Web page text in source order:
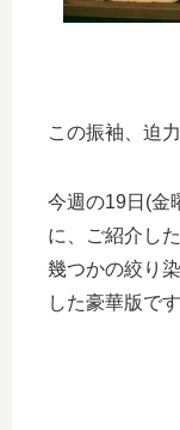
この振袖、迫
今週の19日(金
に、ご紹介し
幾つかの絞り
した豪華版です